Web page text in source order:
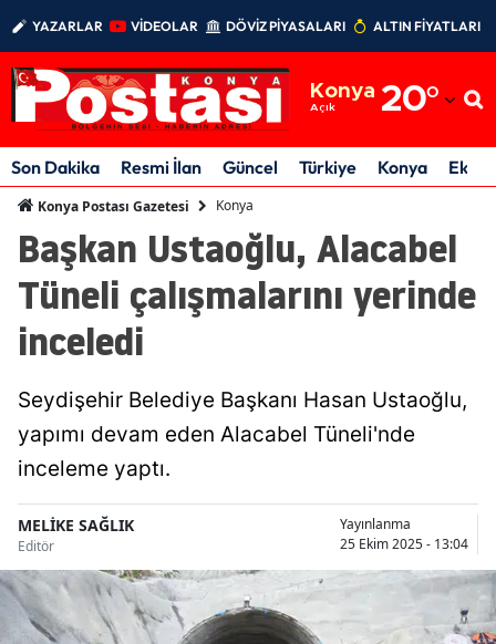
YAZARLAR VİDEOLAR DÖVİZ PİYASALARI ALTIN FİYATLARI
Konya
Açık 20°
Adıyaman
Afyonkarahisar
Amasya
Ankara
Aydın
Bilecik
Bingöl
Son Dakika Resmi İlan Güncel Türkiye Konya
Konya Postası Gazetesi Konya
Başkan Ustaoğlu, Alacabel
Tüneli çalışmalarını yerinde
inceledi
Seydişehir Belediye Başkanı Hasan Ustaoğlu,
yapımı devam eden Alacabel Tüneli'nde
inceleme yaptı.
MELİKE SAĞLIK
Editör
Yayınlanma
25 Ekim 2025 - 13:04